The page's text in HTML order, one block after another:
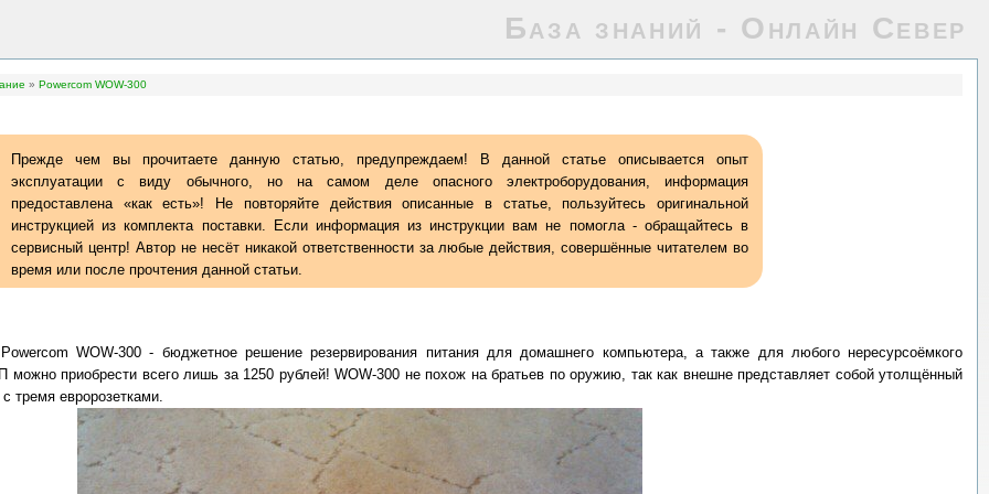
База знаний - Онлайн Север
» Powercom WOW-300
Прежде чем вы прочитаете данную статью, предупреждаем! В данной статье описывается опыт
эксплуатации с виду обычного, но на самом деле опасного электроборудования, информация
предоставлена «как есть»! Не повторяйте действия описанные в статье, пользуйтесь оригинальной
инструкцией из комплекта поставки. Если информация из инструкции вам не помогла - обращайтесь в
сервисный центр! Автор не несёт никакой ответственности за любые действия, совершённые читателем во
время или после прочтения данной статьи.
Powercom WOW-300 - бюджетное решение резервирования питания для домашнего компьютера, а также для любого нересурсоёмкого
можно приобрести всего лишь за 1250 рублей! WOW-300 не похож на братьев по оружию, так как внешне представляет собой утолщённый
тремя евророзетками.